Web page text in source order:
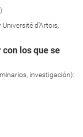
d’Artois,
los que se
investigación):